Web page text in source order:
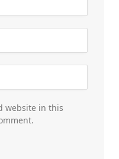
website in this